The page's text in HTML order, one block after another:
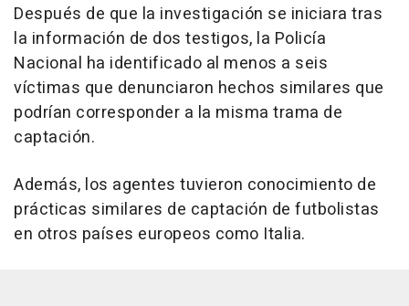
Después de que la investigación se iniciara tras
la información de dos testigos, la Policía
Nacional ha identificado al menos a seis
víctimas que denunciaron hechos similares que
podrían corresponder a la misma trama de
captación.
Además, los agentes tuvieron conocimiento de
prácticas similares de captación de futbolistas
en otros países europeos como Italia.